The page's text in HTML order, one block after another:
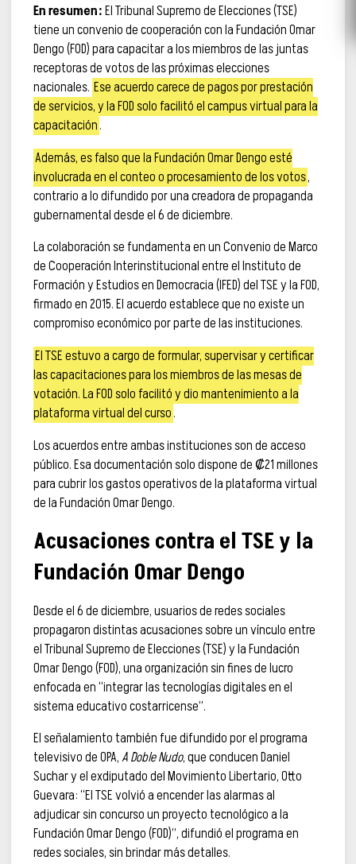
En resumen:El Tribunal Supremo de Elecciones (TSE)
tiene un convenio de cooperación con la Fundación Omar
Dengo (FOD) para capacitar a los miembros de las juntas
receptoras de votos de las próximas elecciones
nacionales. Ese acuerdo carece de pagos por prestación
de servicios, y la FOD solo facilitó el campus virtual para la
capacitación.
Además, es falso que la Fundación Omar Dengo esté
involucrada en el conteo o procesamiento de los votos,
contrario a lo difundido por una creadora de propaganda
gubernamental desde el 6 de diciembre.
La colaboración se fundamenta en un Convenio de Marco
de Cooperación Interinstitucional entre el Instituto de
Formación y Estudios en Democracia (IFED) del TSE y la FOD,
firmado en 2015. El acuerdo establece que no existe un
compromiso económico por parte de las instituciones.
El TSE estuvo a cargo de formular, supervisar y certificar
las capacitaciones para los miembros de las mesas de
votación. La FOD solo facilitó y dio mantenimiento a la
plataforma virtual del curso.
Los acuerdos entre ambas instituciones son de acceso
público. Esa documentación solo dispone de ₡21 millones
para cubrir los gastos operativos de la plataforma virtual
de la Fundación Omar Dengo.
Acusaciones contra el TSE y la
Fundación Omar Dengo
Desde el 6 de diciembre, usuarios de redes sociales
propagaron distintas acusaciones sobre un vínculo entre
el Tribunal Supremo de Elecciones (TSE) y la Fundación
Omar Dengo (FOD), una organización sin fines de lucro
enfocada en “integrar las tecnologías digitales en el
sistema educativo costarricense”.
El señalamiento también fue difundido por el programa
televisivo de OPA,A Doble Nudo, que conducen Daniel
Suchar y el exdiputado del Movimiento Libertario, Otto
Guevara: “El TSE volvió a encender las alarmas al
adjudicar sin concurso un proyecto tecnológico a la
Fundación Omar Dengo (FOD)”, difundió el programa en
redes sociales, sin brindar más detalles.